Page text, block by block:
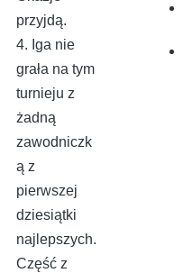
przyjdą.
4. Iga nie
grała na tym
turnieju z
żadną
zawodniczk
ą z
pierwszej
dziesiątki
najlepszych.
Część z